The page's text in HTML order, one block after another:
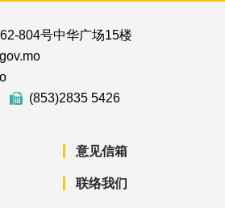
804号中华广场15楼
(853)2835 5426
意见信箱
联络我们